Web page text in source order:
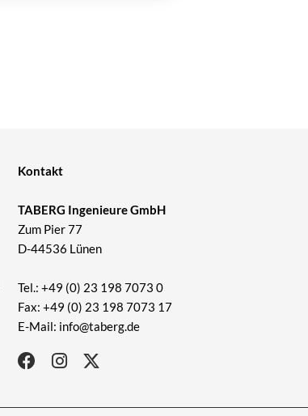
Kontakt
TABERG Ingenieure GmbH
Zum Pier 77
D-44536 Lünen
Tel.: +49 (0) 23 198 7073 0
Fax: +49 (0) 23 198 7073 17
E-Mail: info@taberg.de